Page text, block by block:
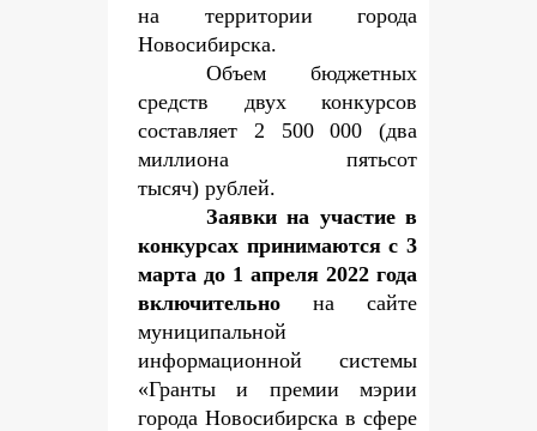
на территории города
Новосибирска.
Объем бюджетных
средств двух конкурсов
составляет 2 500 000 (два
миллиона пятьсот
тысяч) рублей.
Заявки на участие в
конкурсах принимаются с 3
марта до 1 апреля 2022 года
включительно на сайте
муниципальной
информационной системы
«Гранты и премии мэрии
города Новосибирска в сфере